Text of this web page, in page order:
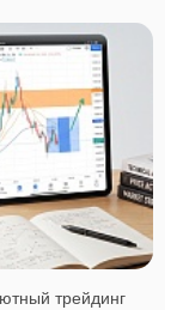
трейдинг